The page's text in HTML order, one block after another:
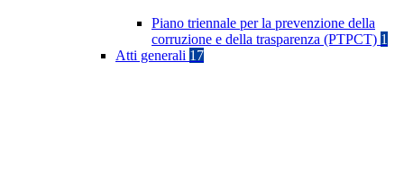
Piano triennale per la prevenzione della
corruzione e della trasparenza (PTPCT) 1
Atti generali 17